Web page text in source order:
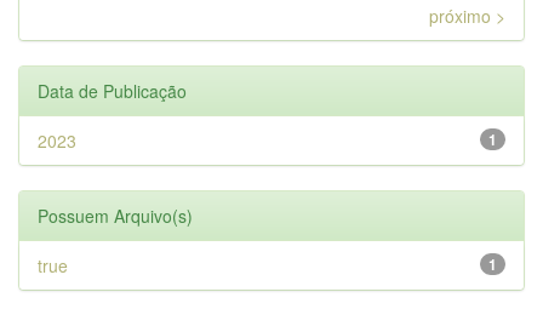
próximo >
Data de Publicação
1
2023
Possuem Arquivo(s)
1
true